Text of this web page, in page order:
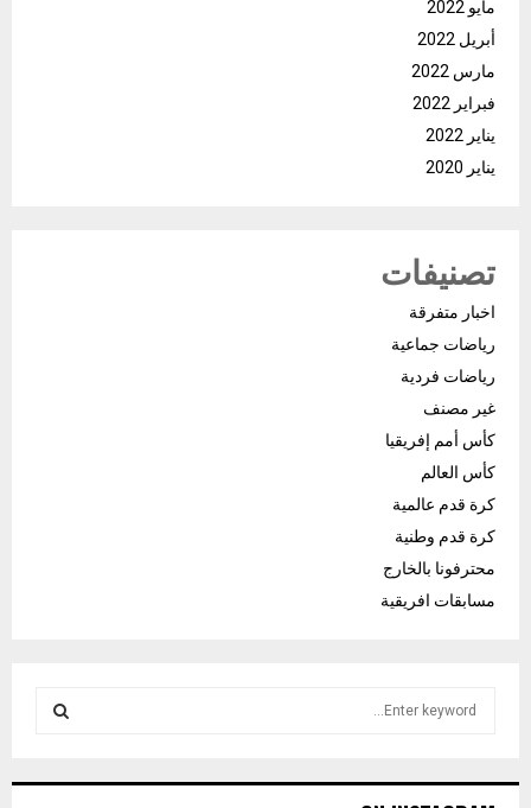
مايو 2022
أبريل 2022
مارس 2022
فبراير 2022
يناير 2022
يناير 2020
تصنيفات
اخبار متفرقة
رياضات جماعية
رياضات فردية
غير مصنف
كأس أمم إفريقيا
كأس العالم
كرة قدم عالمية
كرة قدم وطنية
محترفونا بالخارج
مسابقات افريقية